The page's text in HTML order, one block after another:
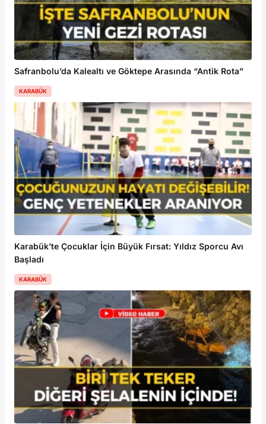
Safranbolu’da Kalealtı ve Göktepe Arasında “Antik Rota”
KARABÜK
Karabük’te Çocuklar İçin Büyük Fırsat: Yıldız Sporcu Avı
Başladı
KARABÜK